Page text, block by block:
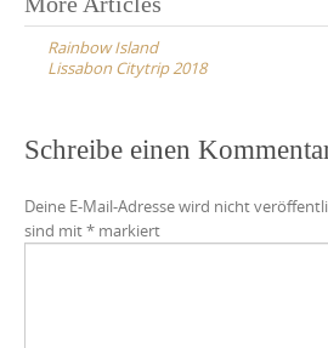
navigation
Rainbow Island
Lissabon Citytrip 2018
Schreibe einen
Deine E-Mail-Adresse wird nicht
sind mit* markiert